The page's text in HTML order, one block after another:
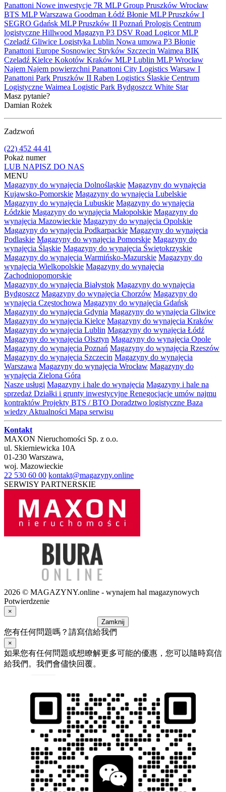
Panattoni Nowe inwestycje 7R MLP Group Pruszków Wrocław
BTS MLPWarszawa Goodman Łódź Błonie MLP Pruszków I
SEGRO Gdańsk MLP Pruszków II Poznań Prologis Centrum
logistyczne Hillwood Magazyn P3 DSV Road LogicorMLP
Czeladź Gliwice Logistyka Lublin Nowa umowa P3 Błonie
Panattoni Europe Sosnowiec Stryków Szczecin Waimea BIK
Czeladź Kielce Kokotów Kraków MLP Lublin MLP Wrocław
Najem Najem powierzchni Panattoni City Logistics Warsaw I
Panattoni Park Pruszków II Raben Logistics Ślaskie Centrum
Logistyczne Waimea Logistic Park Bydgoszcz White Star
Masz pytanie?
Damian Rożek
Zadzwoń
(22) 452 44 41
Pokaż numer
LUB NAPISZ DO NAS
MENU
Magazyny do wynajęcia Dolnośląskie Magazyny do wynajęcia
Kujawsko-Pomorskie Magazyny do wynajęcia Lubelskie
Magazyny do wynajęcia Lubuskie Magazyny do wynajęcia
Łódzkie Magazyny do wynajęcia Małopolskie Magazyny do
wynajęcia Mazowieckie Magazyny do wynajęcia Opolskie
Magazyny do wynajęcia Podkarpackie Magazyny do wynajęcia
Podlaskie Magazyny do wynajęcia Pomorskie Magazyny do
wynajęcia Śląskie Magazyny do wynajęcia Świętokrzyskie
Magazyny do wynajęcia Warmińsko-Mazurskie Magazyny do
wynajęcia Wielkopolskie Magazyny do wynajęcia
Zachodniopomorskie
Magazyny do wynajęcia Białystok Magazyny do wynajęcia
Bydgoszcz Magazyny do wynajęcia Chorzów Magazyny do
wynajęcia Częstochowa Magazyny do wynajęcia Gdańsk
Magazyny do wynajęcia Gdynia Magazyny do wynajęcia Gliwice
Magazyny do wynajęcia Kielce Magazyny do wynajęcia Kraków
Magazyny do wynajęcia Lublin Magazyny do wynajęcia Łódź
Magazyny do wynajęcia Olsztyn Magazyny do wynajęcia Opole
Magazyny do wynajęcia Poznań Magazyny do wynajęcia Rzeszów
Magazyny do wynajęcia Szczecin Magazyny do wynajęcia
Warszawa Magazyny do wynajęcia Wrocław Magazyny do
wynajęcia Zielona Góra
Nasze usługi Magazyny i hale do wynajęcia Magazyny i hale na
sprzedaż Działki i grunty inwestycyjne Renegocjacje umów najmu
kontraktów Projekty BTS / BTO Doradztwo logistyczne Baza
wiedzy Aktualności Mapa serwisu
Kontakt
MAXON Nieruchomości Sp. z o.o.
ul. Skierniewicka 10A
01-230 Warszawa,
woj. Mazowieckie
22 530 60 00 kontakt@magazyny.online
SERWISY PARTNERSKIE
2026 © MAGAZYNY.online - wynajem hal magazynowych
Potwierdzenie
×
Zamknij
您有任何問題嗎？請寫信給我們
×
如果您有任何問題或想瞭解更多可能的優惠，您可以隨時寫信
給我們。我們會儘快回覆。